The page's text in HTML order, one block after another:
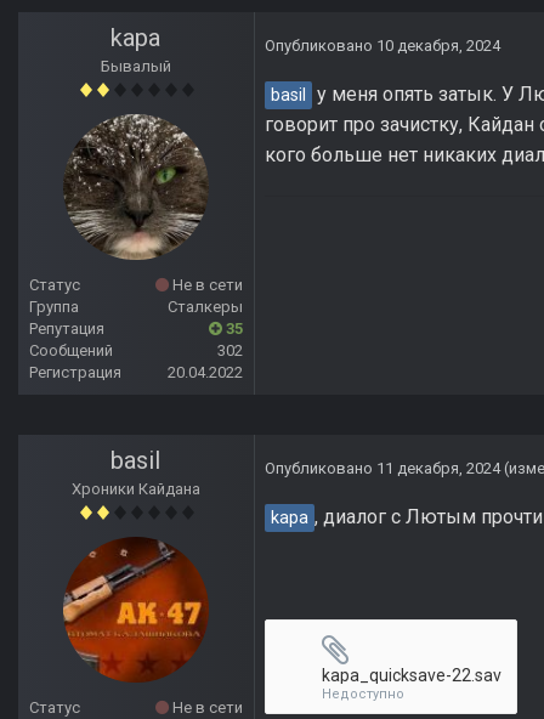
kapa
Бывалый
Статус
Не в сети
Группа
Сталкеры
Репутация
35
Сообщений
302
Регистрация
20.04.2022
Опубликовано 10 декабря, 2024
basil
у меня опять затык. У
говорит про зачистку,
кого больше нет никаких
basil
Хроники Кайдана
Статус
Не в сети
Опубликовано 11 декабря, 2024
kapa , диалог с Лютым
kapa_quicksave-22.sav
Недоступно